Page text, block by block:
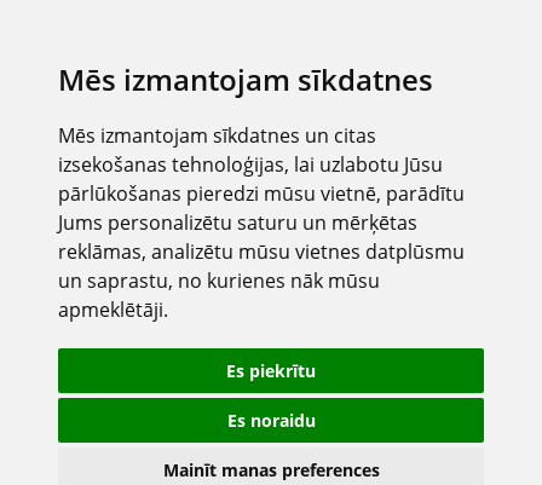
Mēs izmantojam sīkdatnes
Mēs izmantojam sīkdatnes un citas
izsekošanas tehnoloģijas, lai uzlabotu Jūsu
pārlūkošanas pieredzi mūsu vietnē, parādītu
Jums personalizētu saturu un mērķētas
reklāmas, analizētu mūsu vietnes datplūsmu
un saprastu, no kurienes nāk mūsu
apmeklētāji.
Es piekrītu
Es noraidu
Mainīt manas preferences